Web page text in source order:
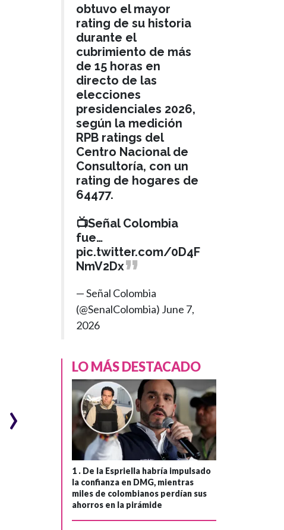
SALUD Hace 3 meses
Multan a Bayer y
Comfenalco por
sobrecostos de
hasta 400% en
medicamentos
›
obtuvo el mayor
rating de su historia
durante el
cubrimiento de más
de 15 horas en
directo de las
elecciones
presidenciales 2026,
según la medición
RPB ratings del
Centro Nacional de
Consultoría, con un
rating de hogares de
64477.
📺Señal Colombia
fue…
pic.twitter.com/0D4F
NmV2Dx
— Señal Colombia
(@SenalColombia) June 7,
2026
LO MÁS DESTACADO
1 . De la Espriella habría impulsado
la confianza en DMG, mientras
miles de colombianos perdían sus
ahorros en la pirámide